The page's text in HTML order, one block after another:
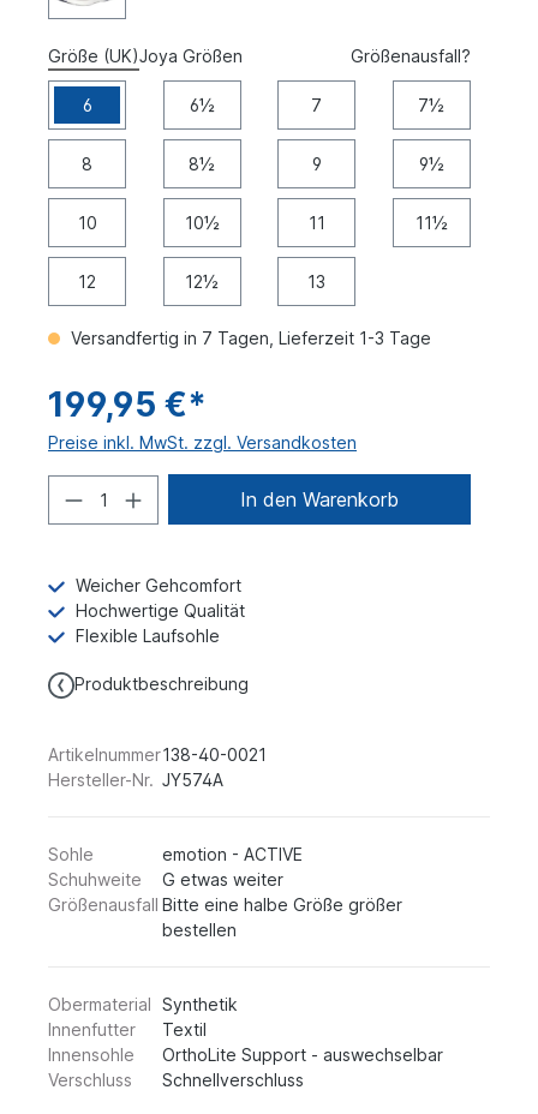
Größe (UK)Joya Größen Größenausfall?
6 6½ 7 7½
8 8½ 9 9½
10 10½ 11 11½
12 12½ 13
Versandfertig in 7 Tagen, Lieferzeit 1-3 Tage
199,95 €*
Preise inkl. MwSt. zzgl. Versandkosten
In den Warenkorb
Weicher Gehcomfort
Hochwertige Qualität
Flexible Laufsohle
Produktbeschreibung
Artikelnummer138-40-0021
Hersteller-Nr. JY574A
Sohle
emotion - ACTIVE
Schuhweite
G etwas weiter
Größenausfall Bitte eine halbe Größe größer
bestellen
Obermaterial Synthetik
Innenfutter
Textil
Innensohle
OrthoLite Support - auswechselbar
Verschluss
Schnellverschluss